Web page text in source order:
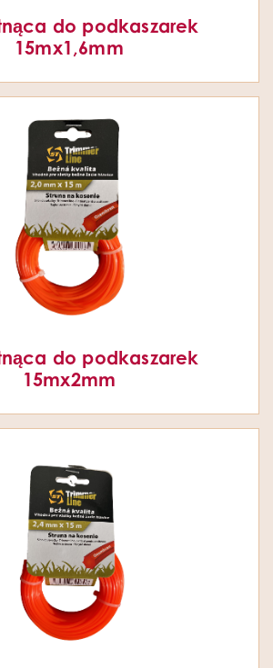
do podkaszarek
15mx1,6mm
do podkaszarek
15mx2mm